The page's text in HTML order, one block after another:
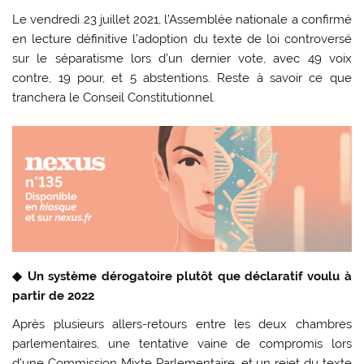
Le vendredi 23 juillet 2021, l’Assemblée nationale a confirmé
en lecture définitive l’adoption du texte de loi controversé
sur le séparatisme lors d’un dernier vote, avec 49 voix
contre, 19 pour, et 5 abstentions. Reste à savoir ce que
tranchera le Conseil Constitutionnel.
◆ Un système dérogatoire plutôt que déclaratif voulu à
partir de 2022
Après plusieurs allers-retours entre les deux chambres
parlementaires, une tentative vaine de compromis lors